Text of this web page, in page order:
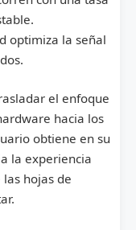
optimiza la señal
el enfoque
hacia los
obtiene en su
la experiencia
hojas de